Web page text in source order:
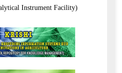
Instrument Facility)